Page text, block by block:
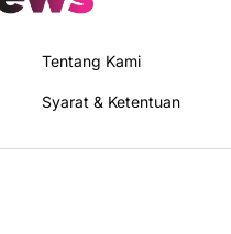
Tentang Kami
Syarat & Ketentuan